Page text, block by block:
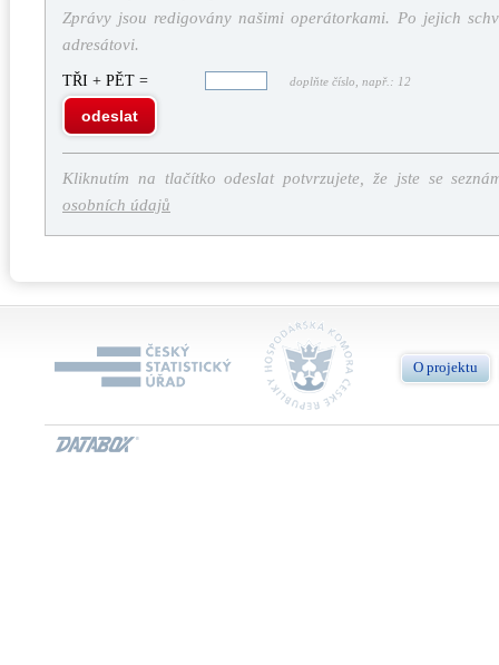
Zprávy jsou redigovány našimi operátorkami. Po jejich
adresátovi.
TŘI + PĚT = doplňte číslo, např.: 12
odeslat
Kliknutím na tlačítko odeslat potvrzujete, že jste se
osobních údajů
O projektu